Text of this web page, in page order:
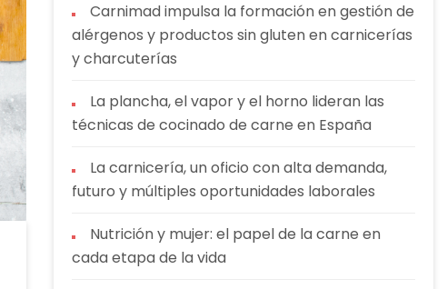
Carnimad impulsa la formación en gestión de
alérgenos y productos sin gluten en carnicerías
y charcuterías
La plancha, el vapor y el horno lideran las
técnicas de cocinado de carne en España
La carnicería, un oficio con alta demanda,
futuro y múltiples oportunidades laborales
Nutrición y mujer: el papel de la carne en
cada etapa de la vida